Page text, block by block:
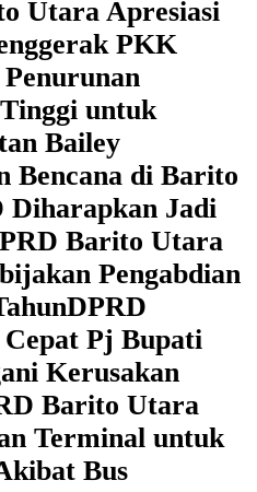
Utara Apresiasi
PKK
untuk
Bailey
Bencana di Barito
Diharapkan Jadi
Barito Utara
Pengabdian
DPRD
Cepat Pj Bupati
Kerusakan
Barito Utara
Terminal untuk
Bus